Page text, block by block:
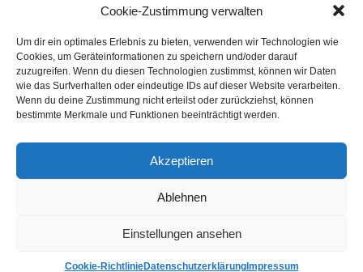
Cookie-Zustimmung verwalten
Um dir ein optimales Erlebnis zu bieten, verwenden wir Technologien wie
Cookies, um Geräteinformationen zu speichern und/oder darauf
zuzugreifen. Wenn du diesen Technologien zustimmst, können wir Daten
wie das Surfverhalten oder eindeutige IDs auf dieser Website verarbeiten.
Wenn du deine Zustimmung nicht erteilst oder zurückziehst, können
bestimmte Merkmale und Funktionen beeinträchtigt werden.
Akzeptieren
Ablehnen
Einstellungen ansehen
Cookie-RichtlinieDatenschutzerklärungImpressum
Heike Fröhling Ina Glahe Ivo Pala J. Vellguth
Leonie Haubrich Lilly Labord Livia Pipes
Malin Blunk Marcus Hünnebeck Martin Krist
Melisa Schwermer Nele Bruun Nika Lubitsch
Noah Fitz Nora Amelie René Junge
Subina Giuletti